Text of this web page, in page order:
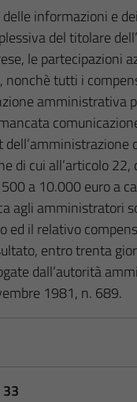
informazioni e
del titolare
le partecipazioni
nonchè tutti i
amministrativa
di cui all’articolo 22,
a 10.000 euro a
agli amministratori
ed il relativo
entro trenta
dall’autorità
1981, n. 689.
33